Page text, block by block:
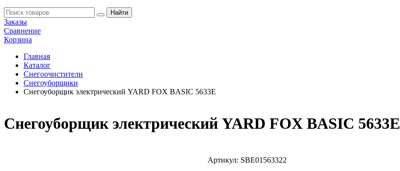
Заказы
Сравнение
Корзина
Главная
Каталог
Снегоочистители
Снегоуборщики
Снегоуборщик электрический YARD FOX BASIC 5633Е
Снегоуборщик электрический YARD FOX BASIC 5633Е
Артикул: SBE01563322